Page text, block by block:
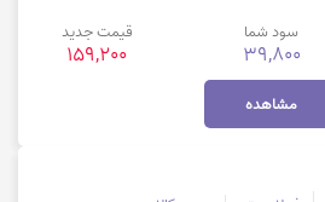
سود شما
39,800
قیمت جدید
159,200
مشاهده